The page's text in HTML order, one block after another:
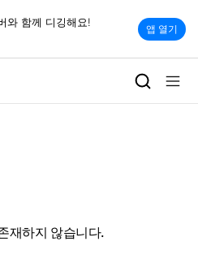
와 함께 디깅해요!
앱 열기
재하지 않습니다.